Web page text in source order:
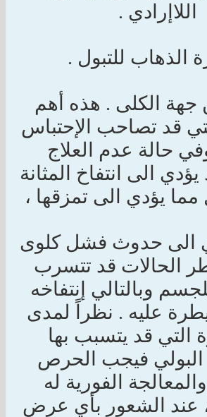
اللاإرادي .
جهة الكلى . هذه أهم
قد تصاحب الإحتباس
حالة عدم العلاج
الى انتفاخ المثانة
يؤدي الى تمزقها ،
الى حدوث فشل كلوى
الحالات قد تتسرب
وبالتالي إنتفاخه
عليه . نظراً لمدى
التي قد يتسبب بها
البولي فيجب الحرص
والمعالجة الفورية له
عند الشعور بأي عرض